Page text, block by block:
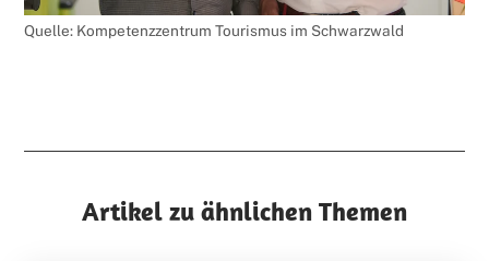
Quelle: Kompetenzzentrum Tourismus im Schwarzwald
Artikel zu ähnlichen Themen